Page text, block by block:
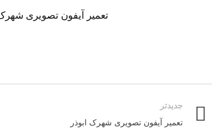
تعمیر آیفون تصویری
جدیدتر
تعمیر آیفون تصویری شهرک ابوذر